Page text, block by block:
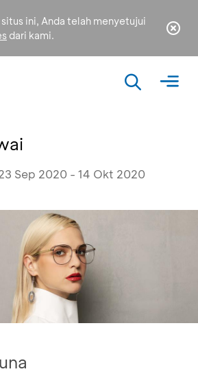
ini, Anda telah menyetujui
dari kami.
Sep 2020 - 14 Okt 2020